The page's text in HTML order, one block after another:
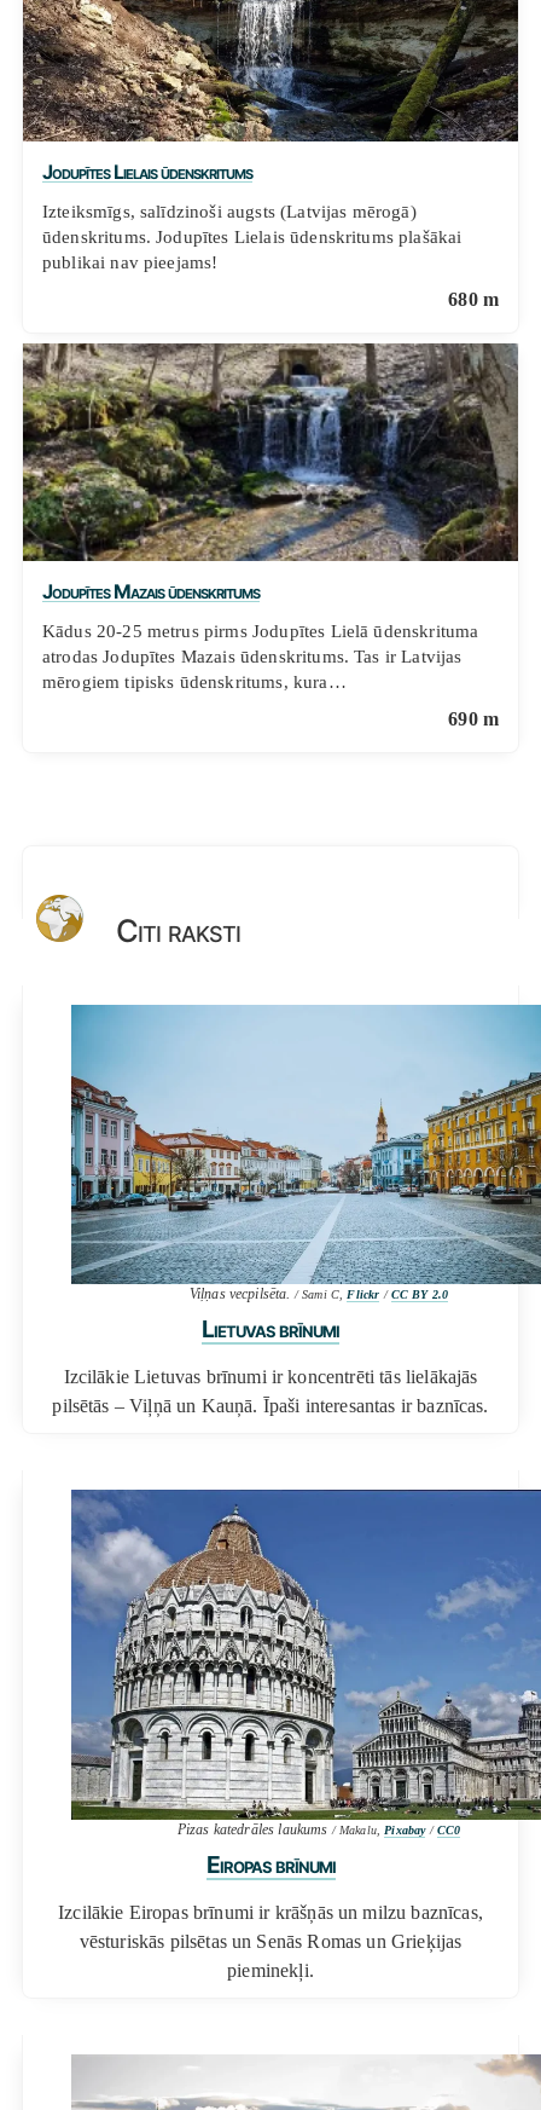
Jodupītes Lielais ūdenskritums
Izteiksmīgs, salīdzinoši augsts (Latvijas mērogā)
ūdenskritums. Jodupītes Lielais ūdenskritums plašākai
publikai nav pieejams!
680 m
Jodupītes Mazais ūdenskritums
Kādus 20-25 metrus pirms Jodupītes Lielā ūdenskrituma
atrodas Jodupītes Mazais ūdenskritums. Tas ir Latvijas
mērogiem tipisks ūdenskritums, kura…
690 m
Citi raksti
Viļņas vecpilsēta./ Sami C, Flickr /CC BY 2.0
Lietuvas brīnumi
Izcilākie Lietuvas brīnumi ir koncentrēti tās lielākajās
pilsētās – Viļņā un Kauņā. Īpaši interesantas ir baznīcas.
Pizas katedrāles laukums/ Makalu, Pixabay/CC0
Eiropas brīnumi
Izcilākie Eiropas brīnumi ir krāšņās un milzu baznīcas,
vēsturiskās pilsētas un Senās Romas un Grieķijas
pieminekļi.